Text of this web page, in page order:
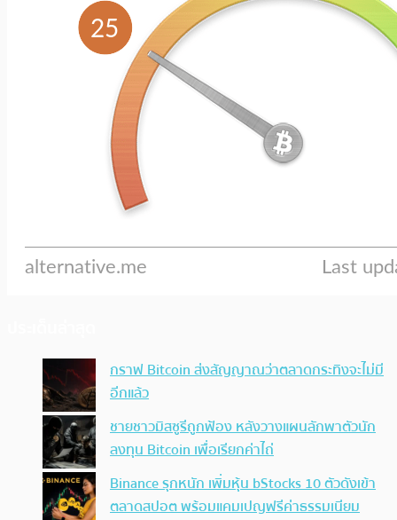
กราฟ Bitcoin ส่งสัญญาณว่าตลาดกระทิงจะไม่มี
อีกแล้ว
ชายชาวมิสซูรีถูกฟ้อง หลังวางแผนลักพาตัวนัก
ลงทุน Bitcoin เพื่อเรียกค่าไถ่
Binance รุกหนัก เพิ่มหุ้น bStocks 10 ตัวดังเข้า
ตลาดสปอต พร้อมแคมเปญฟรีค่าธรรมเนียม